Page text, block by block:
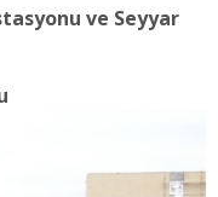
ve Seyyar